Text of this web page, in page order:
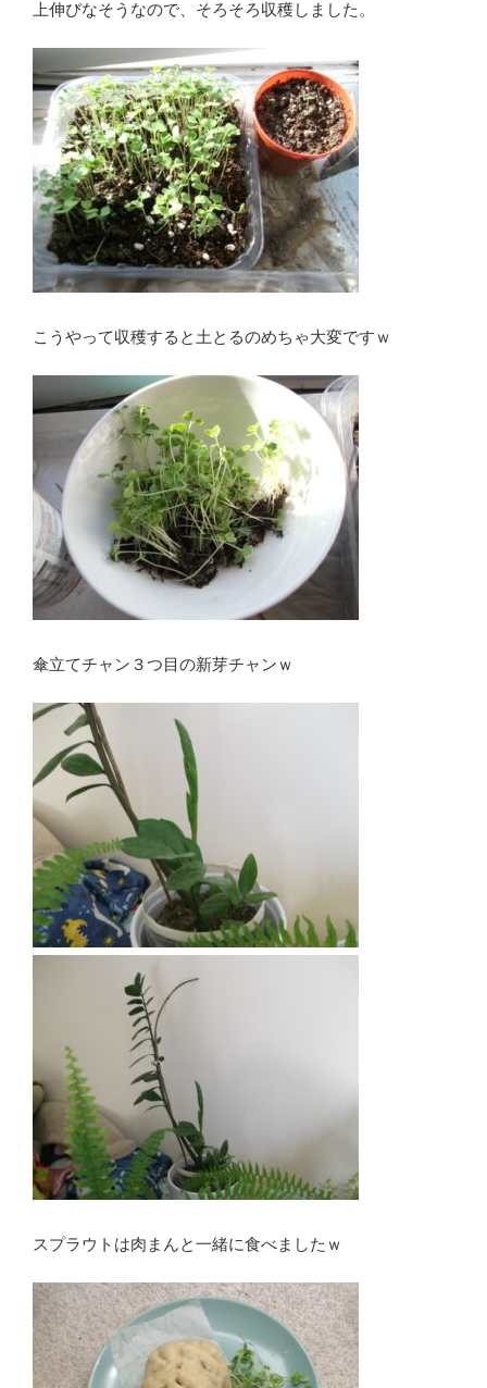
上伸びなそうなので、そろそろ収穫しました。
こうやって収穫すると土とるのめちゃ大変ですｗ
傘立てチャン３つ目の新芽チャンｗ
スプラウトは肉まんと一緒に食べましたｗ